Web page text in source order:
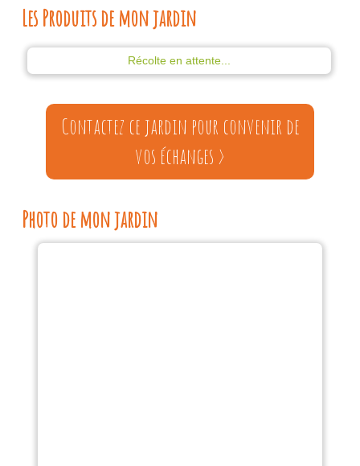
Les Produits de mon jardin
Récolte en attente...
Contactez ce jardin pour convenir de
vos échanges >
Photo de mon jardin